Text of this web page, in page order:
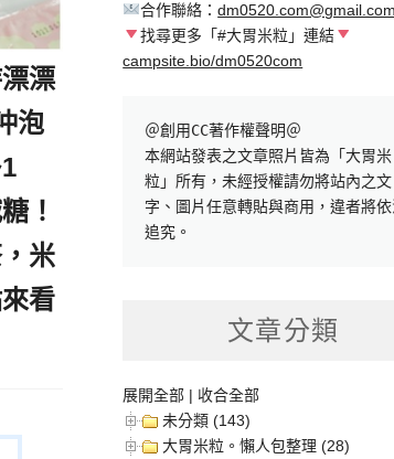
漂
泡
！
米
看
合作聯絡：dm0520.com@gmail.com
找尋更多「#大胃米粒」連結
campsite.bio/dm0520com
＠創用CC著作權聲明＠
本網站發表之文章照片皆為「大胃米
粒」所有，未經授權請勿將站內之文
字、圖片任意轉貼與商用，違者將
追究。
文章分類
展開全部 | 收合全部
未分類 (143)
大胃米粒。懶人包整理 (28)